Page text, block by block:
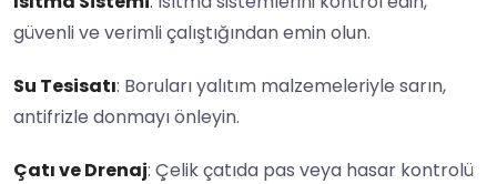
güvenli ve verimli çalıştığından emin olun.
Su Tesisatı: Boruları yalıtım malzemeleriyle sarın,
antifrizle donmayı önleyin.
Çatı ve Drenaj: Çelik çatıda pas veya hasar kontrolü